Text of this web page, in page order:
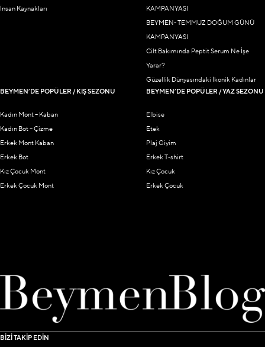
İnsan Kaynakları
KAMPANYASI
BEYMEN- TEMMUZ DOĞUM GÜNÜ
KAMPANYASI
Cilt Bakımında Peptit Serum Ne İşe
Yarar?
Güzellik Dünyasındaki İkonik Kadınlar
BEYMEN’DE POPÜLER / KIŞ SEZONU
Kadın Mont – Kaban
Kadın Bot – Çizme
Erkek Mont Kaban
Erkek Bot
Kız Çocuk Mont
Erkek Çocuk Mont
BEYMEN’DE POPÜLER / YAZ SEZONU
Elbise
Etek
Plaj Giyim
Erkek T-shirt
Kız Çocuk
Erkek Çocuk
BİZİ TAKİP EDİN